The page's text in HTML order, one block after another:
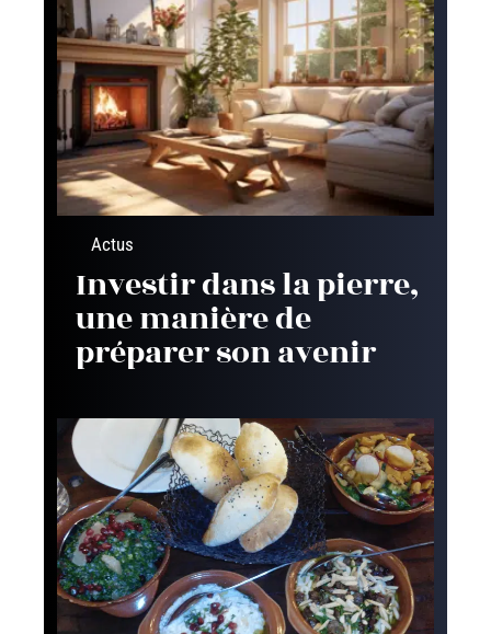
Actus
Investir dans la pierre,
une manière de
préparer son avenir